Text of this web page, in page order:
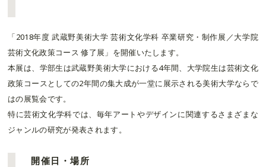
「2018年度 武蔵野美術大学 芸術文化学科 卒業研究・制作展／大学院
芸術文化政策コース 修了展」を開催いたします。
本展は、学部生は武蔵野美術大学における4年間、大学院生は芸術文化
政策コースとしての2年間の集大成が一堂に展示される美術大学ならで
はの展覧会です。
特に芸術文化学科では、毎年アートやデザインに関連するさまざまな
ジャンルの研究が発表されます。
開催日・場所